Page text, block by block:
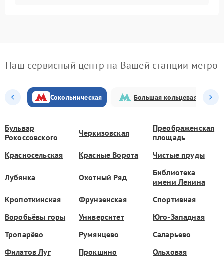
Наш сервисный центр на Вашей станции метро
Сокольническая Большая кольцевая
Бульвар
Рокоссовского
Черкизовская
Преображенская
площадь
Красносельская
Красные Ворота Чистые пруды
Лубянка Охотный Ряд
Библиотека
имени Ленина
Кропоткинская
Фрунзенская
Спортивная
Воробьёвы горы
Университет
Юго-Западная
Тропарёво
Румянцево
Саларьево
Филатов Луг
Прокшино Ольховая